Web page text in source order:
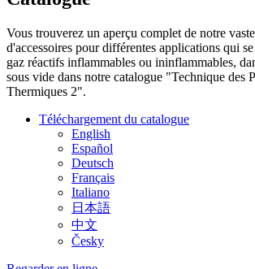
Vous trouverez un aperçu complet de notre
d'accessoires pour différentes applications qui
gaz réactifs inflammables ou ininflammables,
sous vide dans notre catalogue "Technique des
Thermiques 2".
Téléchargement du catalogue
English
Español
Deutsch
Français
Italiano
日本語
中文
Česky